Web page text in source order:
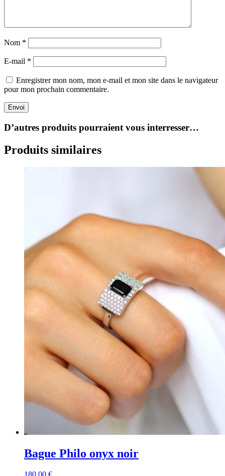
Nom *
E-mail *
Enregistrer mon nom, mon e-mail et mon site dans le navigateur
pour mon prochain commentaire.
Envoi
D’autres produits pourraient vous interresser…
Produits similaires
Bague Philo onyx noir